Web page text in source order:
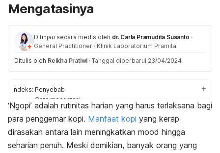
Mengatasinya
Ditinjau secara medis oleh dr. Carla Pramudita Susanto ·
General Practitioner · Klinik Laboratorium Pramita
Ditulis oleh Reikha Pratiwi · Tanggal diperbarui 23/04/2024
Indeks: Penyebab
Cara mengatasi
Cara mencegah
‘Ngopi’ adalah rutinitas harian yang harus terlaksana bagi
para penggemar kopi. Manfaat kopi yang kerap
dirasakan antara lain meningkatkan mood hingga
seharian penuh. Meski demikian, banyak orang yang